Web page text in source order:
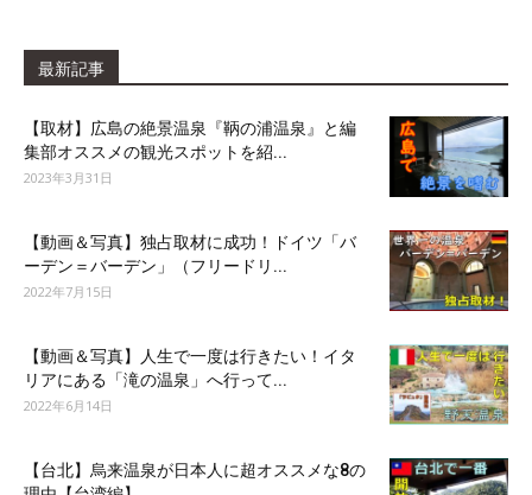
最新記事
【取材】広島の絶景温泉『鞆の浦温泉』と編
集部オススメの観光スポットを紹...
2023年3月31日
【動画＆写真】独占取材に成功！ドイツ「バ
ーデン＝バーデン」（フリードリ...
2022年7月15日
【動画＆写真】人生で一度は行きたい！イタ
リアにある「滝の温泉」へ行って...
2022年6月14日
【台北】烏来温泉が日本人に超オススメな8の